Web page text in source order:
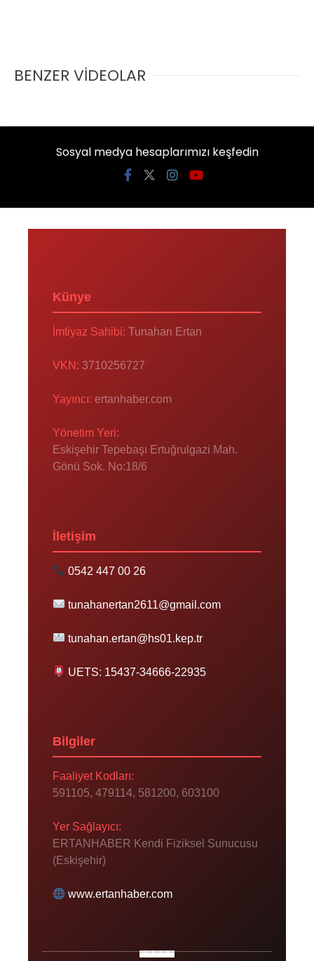
BENZER VİDEOLAR
Sosyal medya hesaplarımızı keşfedin
Künye
İmtiyaz Sahibi: Tunahan Ertan
VKN: 3710256727
Yayıncı: ertanhaber.com
Yönetim Yeri:
Eskişehir Tepebaşı Ertuğrulgazi Mah.
Gönü Sok. No:18/6
İletişim
0542 447 00 26
tunahanertan2611@gmail.com
tunahan.ertan@hs01.kep.tr
UETS: 15437-34666-22935
Bilgiler
Faaliyet Kodları:
591105, 479114, 581200, 603100
Yer Sağlayıcı:
ERTANHABER Kendi Fiziksel Sunucusu
(Eskişehir)
www.ertanhaber.com